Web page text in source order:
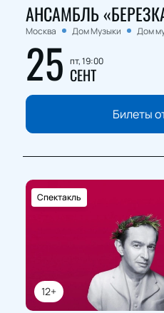
АНСАМБЛЬ
Москва Дом Музыки Дом
25 пт, 19:00
СЕНТ
Билеты
12+
Спектакль